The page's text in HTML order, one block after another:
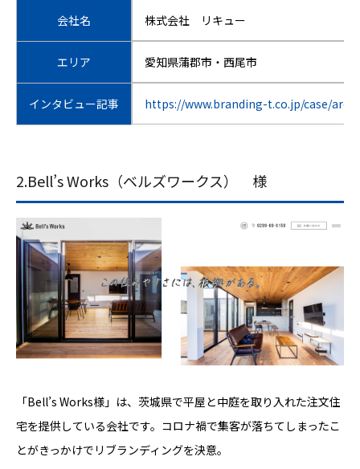
会社名 株式会社 リキュー
エリア 愛知県蒲郡市・西尾市
インタビュー記事 https://www.branding-t.co.jp/case/
2.Bell’s Works（ベルズワークス） 様
「Bell’s Works様」は、茨城県で平屋と中庭を取り入れた注文住
宅を提供している会社です。コロナ禍で集客が落ちてしまったこ
とがきっかけでリブランディングを決意。